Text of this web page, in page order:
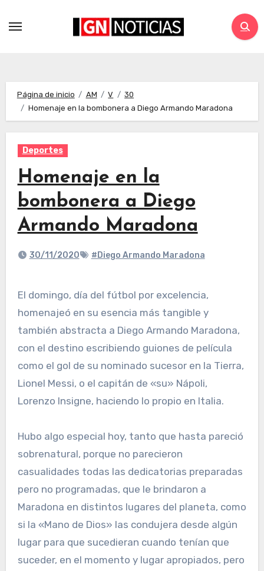
Página de inicio AM V
30
Homenaje en la bombonera a Diego Armando Maradona
Deportes
Homenaje en la
bombonera a Diego
Armando Maradona
30/11/2020 #Diego Armando Maradona
El domingo, día del fútbol por excelencia,
homenajeó en su esencia más tangible y
también abstracta a Diego Armando Maradona,
con el destino escribiendo guiones de película
como el gol de su nominado sucesor en la Tierra,
Lionel Messi, o el capitán de «su» Nápoli,
Lorenzo Insigne, haciendo lo propio en Italia.
Hubo algo especial hoy, tanto que hasta pareció
sobrenatural, porque no parecieron
casualidades todas las dedicatorias preparadas
pero no programadas, que le brindaron a
Maradona en distintos lugares del planeta, como
si la «Mano de Dios» las condujera desde algún
lugar para que sucedieran cuando tenían que
suceder, en el momento y lugar apropiados, pero